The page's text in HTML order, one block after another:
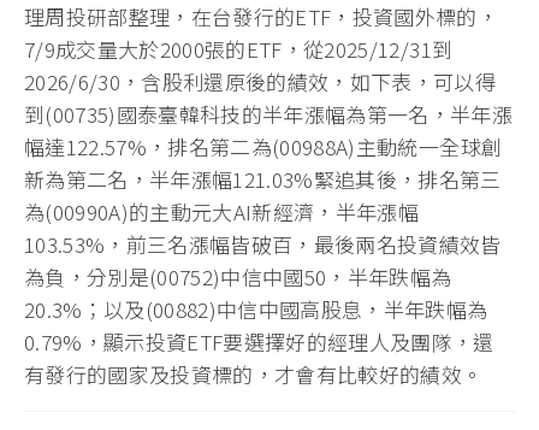
理周投研部整理，在台發行的ETF，投資國外標的，
7/9成交量大於2000張的ETF，從2025/12/31到
2026/6/30，含股利還原後的績效，如下表，可以得
到(00735)國泰臺韓科技的半年漲幅為第一名，半年漲
幅達122.57%，排名第二為(00988A)主動統一全球創
新為第二名，半年漲幅121.03%緊追其後，排名第三
為(00990A)的主動元大AI新經濟，半年漲幅
103.53%，前三名漲幅皆破百，最後兩名投資績效皆
為負，分別是(00752)中信中國50，半年跌幅為
20.3%；以及(00882)中信中國高股息，半年跌幅為
0.79%，顯示投資ETF要選擇好的經理人及團隊，還
有發行的國家及投資標的，才會有比較好的績效。